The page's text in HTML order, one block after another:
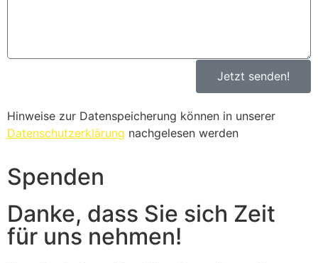
Jetzt senden!
Hinweise zur Datenspeicherung können in unserer
Datenschutzerklärung nachgelesen werden
Spenden
Danke, dass Sie sich Zeit
für uns nehmen!